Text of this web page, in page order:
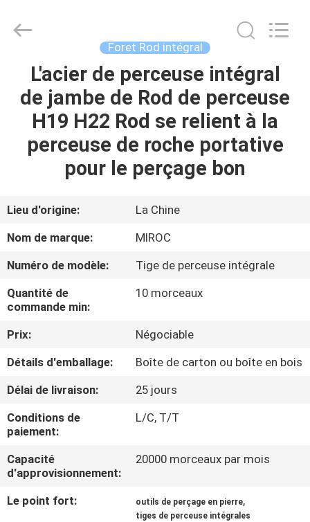
MAISON
DES
PRODUITS
SUJET
DE
NOUS
VISITE
D'USINE
CONTRÔLE
DE
QUALITÉ
CONTACTEZ-
NOUS
(Beijing)
Foret Rod intégral
L'acier de perceuse intégral
de jambe de Rod de perceuse
H19 H22 Rod se relient à la
perceuse de roche portative
pour le perçage bon
Lieu d'origine:
La Chine
Nom de marque:
MIROC
Numéro de modèle:
Tige de perceuse intégrale
Quantité de
commande min:
10 morceaux
Prix:
Négociable
Détails d'emballage:
Boîte de carton ou boîte en bois
Délai de livraison:
25 jours
Conditions de
paiement:
L/C, T/T
Capacité
d'approvisionnement:
20000 morceaux par mois
Le point fort: outils de perçage en pierre,
tiges de perceuse intégrales